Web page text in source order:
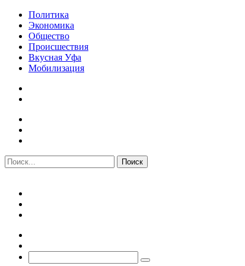
Политика
Экономика
Общество
Происшествия
Вкусная Уфа
Мобилизация